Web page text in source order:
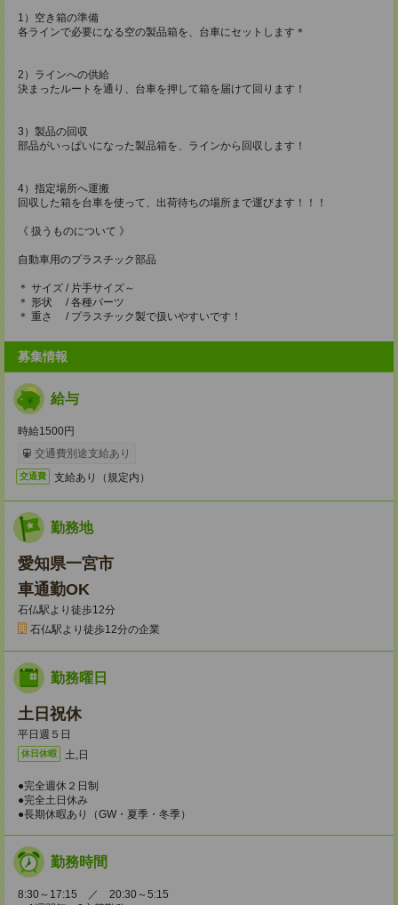
1）空き箱の準備
各ラインで必要になる空の製品箱を、台車にセットします＊
2）ラインへの供給
決まったルートを通り、台車を押して箱を届けて回ります！
3）製品の回収
部品がいっぱいになった製品箱を、ラインから回収します！
4）指定場所へ運搬
回収した箱を台車を使って、出荷待ちの場所まで運びます！！！
《 扱うものについて 》
自動車用のプラスチック部品
＊ サイズ / 片手サイズ～
＊ 形状 / 各種パーツ
＊ 重さ / プラスチック製で扱いやすいです！
募集情報
給与
時給1500円
交通費別途支給あり
交通費 支給あり（規定内）
勤務地
愛知県一宮市
車通勤OK
石仏駅より徒歩12分
石仏駅より徒歩12分の企業
勤務曜日
土日祝休
平日週５日
休日休暇 土,日
●完全週休２日制
●完全土日休み
●長期休暇あり（GW・夏季・冬季）
勤務時間
8:30～17:15 ／ 20:30～5:15